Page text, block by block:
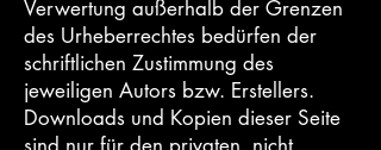
Verwertung außerhalb der Grenzen
des Urheberrechtes bedürfen der
schriftlichen Zustimmung des
jeweiligen Autors bzw. Erstellers.
Downloads und Kopien dieser Seite